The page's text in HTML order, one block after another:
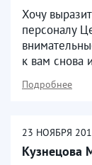
Хочу
персоналу
к вам снова
Подробнее
23 НОЯБРЯ
Кузнецова